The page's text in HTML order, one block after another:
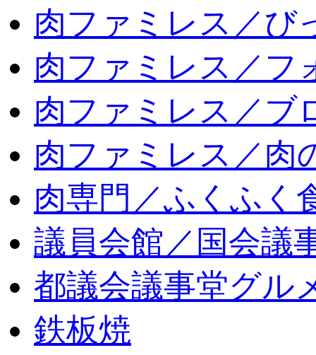
肉ファミレス／び
肉ファミレス／フ
肉ファミレス／ブ
肉ファミレス／肉
肉専門／ふくふく
議員会館／国会議
都議会議事堂グル
鉄板焼